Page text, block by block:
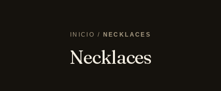
INICIO / NECKLACES
Necklaces